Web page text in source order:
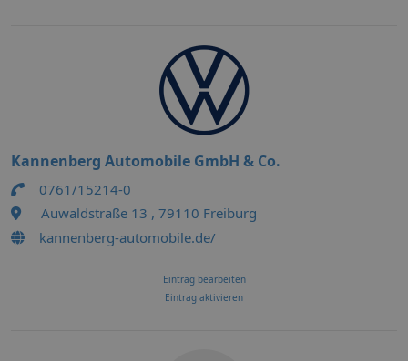
Kannenberg Automobile GmbH & Co.
0761/15214-0
Auwaldstraße 13 , 79110 Freiburg
kannenberg-automobile.de/
Eintrag bearbeiten
Eintrag aktivieren